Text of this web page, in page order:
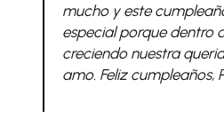
mucho y este
especial porque dentro
creciendo nuestra
amo. Feliz cumpleaños,